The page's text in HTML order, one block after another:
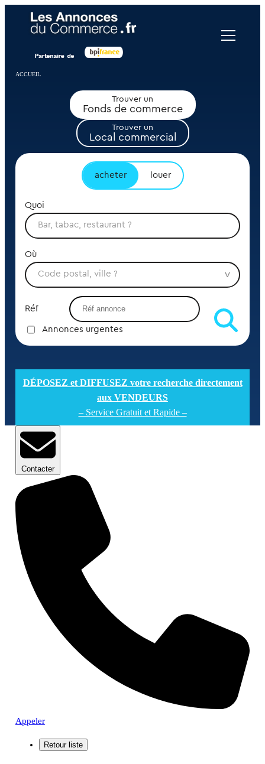
ACCUEIL
Trouver un
Fonds de commerce
Trouver un
Local commercial
acheter louer
Quoi
Où
Réf
Annonces urgentes
DÉPOSEZ et DIFFUSEZ votre recherche directement
aux VENDEURS
– Service Gratuit et Rapide –
Contacter
Appeler
Panneau de gestion des cookies